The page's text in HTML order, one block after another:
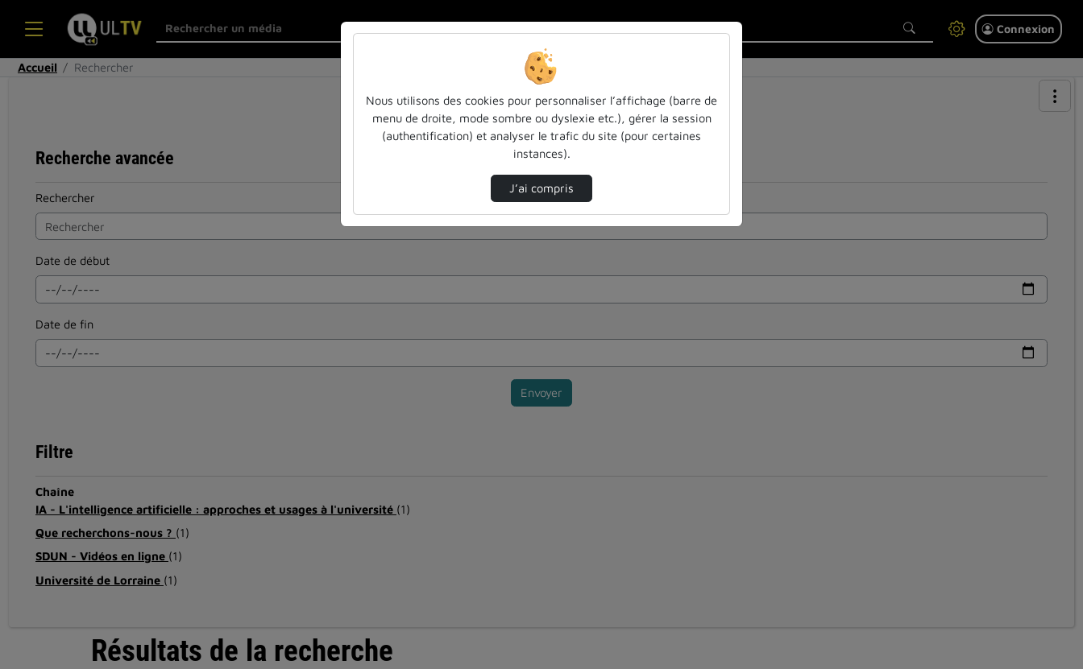
Connexion
Accueil Rechercher
Recherche avancée
Rechercher
Date de début
Date de fin
Envoyer
Filtre
Chaîne
IA - L'intelligence artificielle : approches et usages à l'université (1)
Que recherchons-nous ? (1)
SDUN - Vidéos en ligne (1)
Université de Lorraine (1)
Résultats de la recherche
Nous utilisons des cookies pour personnaliser l’affichage (barre de
menu de droite, mode sombre ou dyslexie etc.), gérer la session
(authentification) et analyser le trafic du site (pour certaines
instances).
J’ai compris